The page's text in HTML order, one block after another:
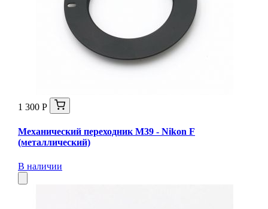
1 300 Р
Механический переходник M39 - Nikon F
(металлический)
В наличии